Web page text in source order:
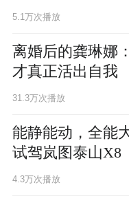
5.1万次播放
离婚后的龚琳娜
才真正活出自我
31.3万次播放
能静能动，全能
试驾岚图泰山X8
4.3万次播放